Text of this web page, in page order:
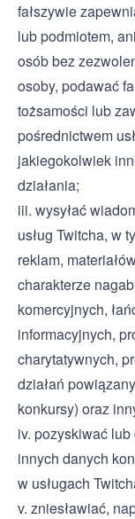
fałszywie
lub podmiotem,
osób bez
osoby, podawać
tożsamości lub
pośrednictwem
jakiegokolwiek
działania;
iii. wysyłać
usług Twitcha, w
reklam,
charakterze
komercyjnych,
informacyjnych,
charytatywnych,
działań
konkursy) oraz
iv. pozyskiwać
innych danych
w usługach
v. zniesławiać,